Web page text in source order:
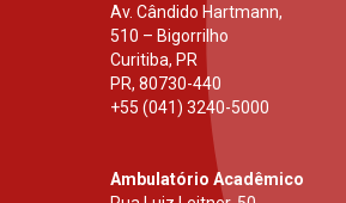
Av. Cândido Hartmann,
510 – Bigorrilho
Curitiba, PR
PR, 80730-440
+55 (041) 3240-5000
Ambulatório Acadêmico